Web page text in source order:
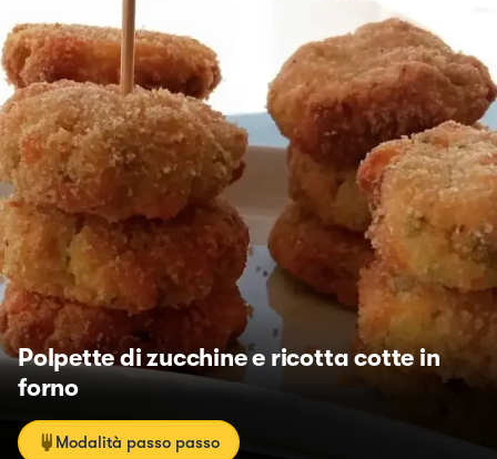
Polpette di zucchine e ricotta cotte in
forno
Modalità passo passo